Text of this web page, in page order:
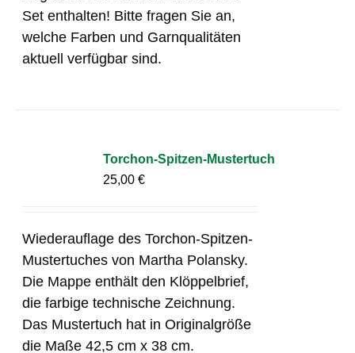
Set enthalten! Bitte fragen Sie an,
welche Farben und Garnqualitäten
aktuell verfügbar sind.
Torchon-Spitzen-Mustertuch
25,00€
Wiederauflage des Torchon-Spitzen-
Mustertuches von Martha Polansky.
Die Mappe enthält den Klöppelbrief,
die farbige technische Zeichnung.
Das Mustertuch hat in Originalgröße
die Maße 42,5 cm x 38 cm.